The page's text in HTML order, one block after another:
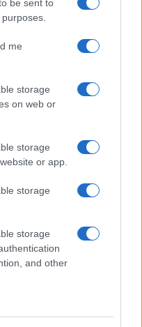
be sent to
me
storage
on web or
storage
or app.
storage
storage
and other
los robos violentos de